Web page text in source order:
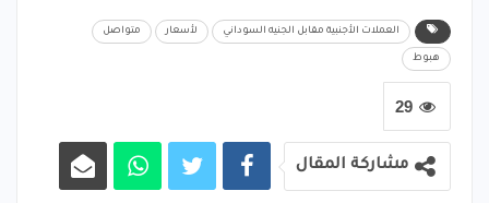
العملات الأجنبية مقابل الجنيه السوداني لأسعار متواصل
هبوط
29
مشاركة المقال